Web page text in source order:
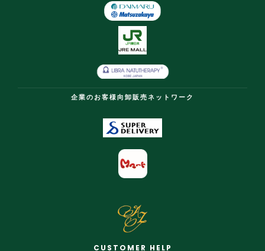
企業のお客様向卸販売ネットワーク
CUSTOMER HELP